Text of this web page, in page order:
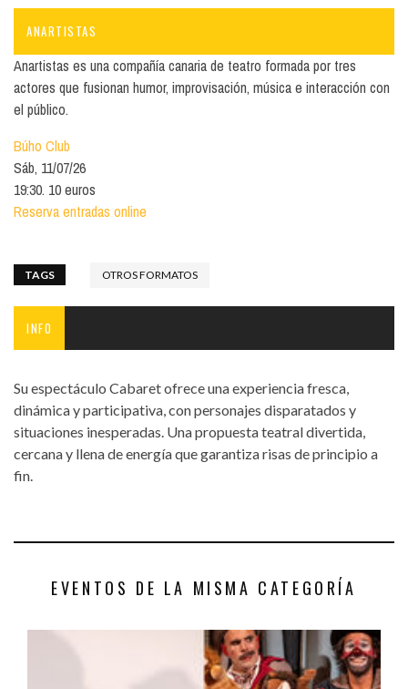
ANARTISTAS
Anartistas es una compañía canaria de teatro formada por tres
actores que fusionan humor, improvisación, música e interacción con
el público.
Búho Club
Sáb, 11/07/26
19:30. 10 euros
Reserva entradas online
TAGS OTROS FORMATOS
INFO
Su espectáculo Cabaret ofrece una experiencia fresca,
dinámica y participativa, con personajes disparatados y
situaciones inesperadas. Una propuesta teatral divertida,
cercana y llena de energía que garantiza risas de principio a
fin.
EVENTOS DE LA MISMA CATEGORÍA